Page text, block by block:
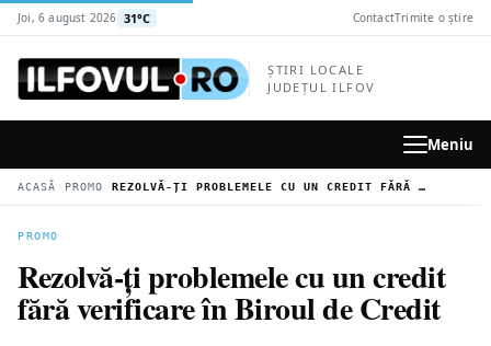
conținutul
Joi, 6 august 2026 31°C ContactTrimite o știre
ȘTIRI LOCALE
JUDEȚUL ILFOV
Meniu
ACASĂ › PROMO › REZOLVĂ-ȚI PROBLEMELE CU UN CREDIT FĂRĂ VERIFICARE ÎN BIROUL DE CREDIT
PROMO
Rezolvă-ți problemele cu un credit
fără verificare în Biroul de Credit